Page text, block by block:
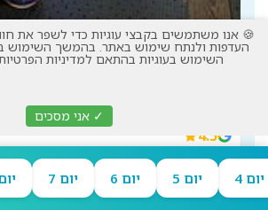
יום 4 יום 5 יום 6 יום 7 יום
נקודת המסתורין
4.5
ניווט ליעד info
🍪 אנו משתמשים בקבצי עוגיות כדי לשפר את
העדפות ולנתח שימוש באתר. בהמשך
השימוש בעוגיות בהתאם למדיניות
✓ אני מסכים